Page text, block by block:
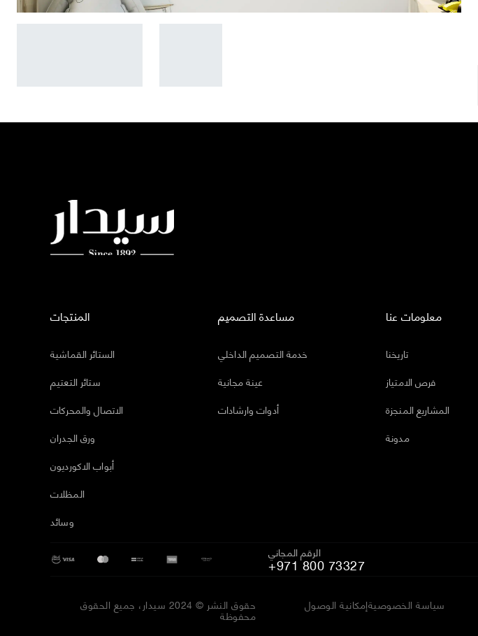
المنتجات
الستائر القماشية
ستائر التعتيم
الاتصال والمحركات
ورق الجدران
أبواب الاكورديون
المظلات
وسائد
مساعدة التصميم
خدمة التصميم الداخلي
عينة مجانية
أدوات وارشادات
معلومات عنا
تاريخنا
فرص الامتياز
المشاريع المنجزة
مدونة
الرقم المجاني
+971 800 73327
حقوق النشر © 2024 سيدار، جميع الحقوق
محفوظة
إمكانية الوصولسياسة الخصوصية